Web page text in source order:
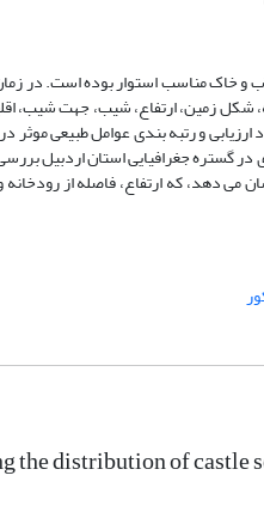
و خاک مناسب استوار بوده است. در
شکل زمین، ارتفاع، شیب، جهت
و رتبه بندی عوامل طبیعی
و اسنادی، 100 سکونتگاه قلعه ای در گستره
می دهد، که ارتفاع، فاصله از
distribution of